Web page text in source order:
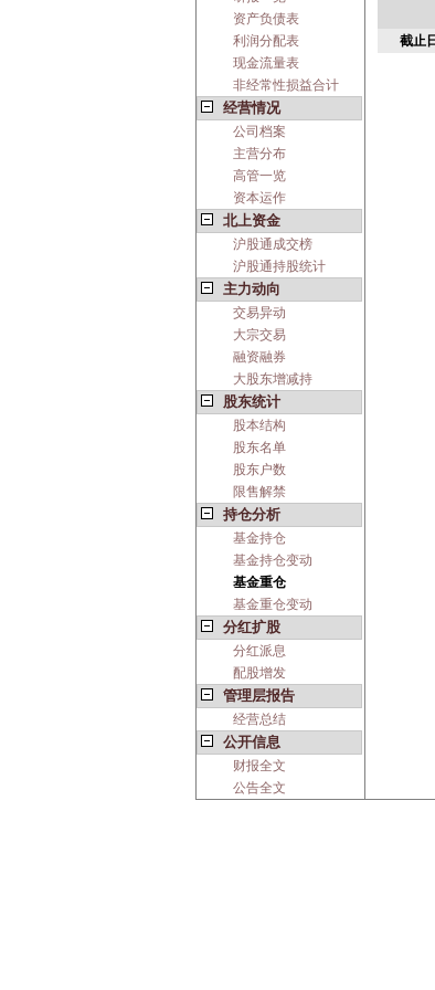
资产负债表
利润分配表
现金流量表
非经常性损益合计
经营情况
公司档案
主营分布
高管一览
资本运作
北上资金
沪股通成交榜
沪股通持股统计
主力动向
交易异动
大宗交易
融资融券
大股东增减持
股东统计
股本结构
股东名单
股东户数
限售解禁
持仓分析
基金持仓
基金持仓变动
基金重仓
基金重仓变动
分红扩股
分红派息
配股增发
管理层报告
经营总结
公开信息
财报全文
公告全文
截止